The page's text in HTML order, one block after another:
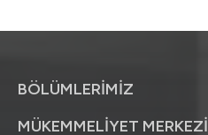
BÖLÜMLERİMİZ
MÜKEMMELİYET MERKEZİ